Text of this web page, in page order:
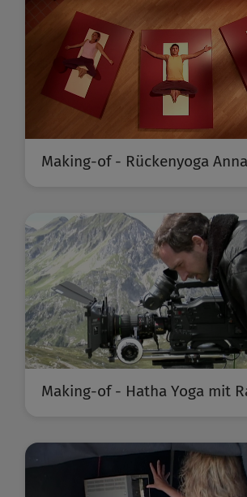
Making-of - Rückenyoga
Making-of - Hatha Yoga mit